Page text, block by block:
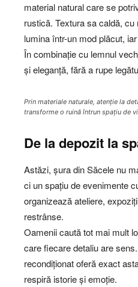
material natural care se
rustică. Textura sa caldă,
lumina într-un mod plăcut,
În combinație cu lemnul
și eleganță, fără a rupe
Prin materiale naturale, atenție la
transforme o ruină întrun spațiu de
De la depozit la
Astăzi, șura din Săcele nu
ci un spațiu de evenimente
organizează ateliere,
restrânse.
Oamenii caută tot mai mult
care fiecare detaliu are
recondiționat oferă exact
respiră istorie și emoție.